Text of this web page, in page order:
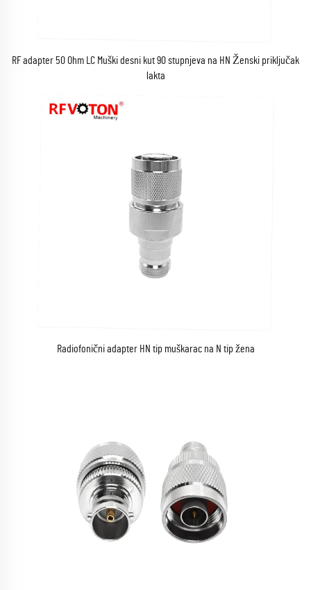
RF adapter 50 Ohm LC Muški desni kut 90 stupnjeva na HN Ženski priključak
lakta
Radiofonični adapter HN tip muškarac na N tip žena